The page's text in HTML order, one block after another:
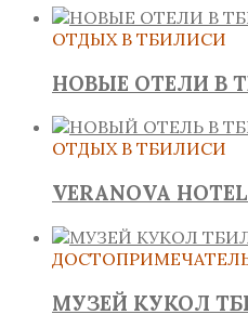
ОТДЫХ В ТБИЛИСИ
НОВЫЕ ОТЕЛИ В
ОТДЫХ В ТБИЛИСИ
VERANOVA
МУЗЕЙ КУКОЛ